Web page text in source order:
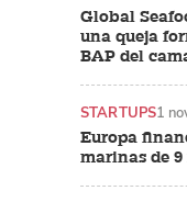
Global
una queja
BAP del
Europa
marinas de
STARTUPS1